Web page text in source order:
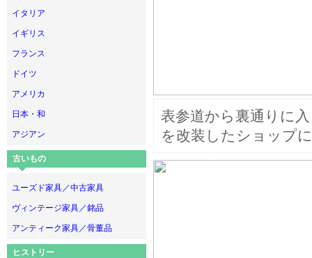
イタリア
イギリス
フランス
ドイツ
アメリカ
日本・和
アジアン
古いもの
ユーズド家具／中古家具
ヴィンテージ家具／銘品
アンティーク家具／骨董品
ヒストリー
表参道から裏通りに
を改装したショップ